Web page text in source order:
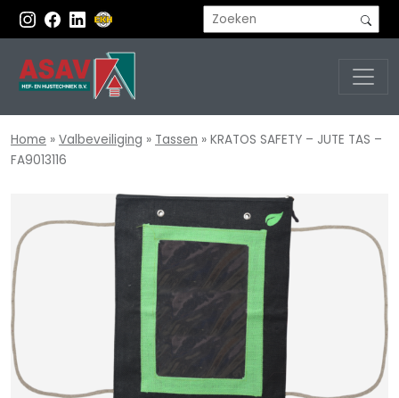
Home » Valbeveiliging » Tassen » KRATOS SAFETY – JUTE TAS –
FA9013116